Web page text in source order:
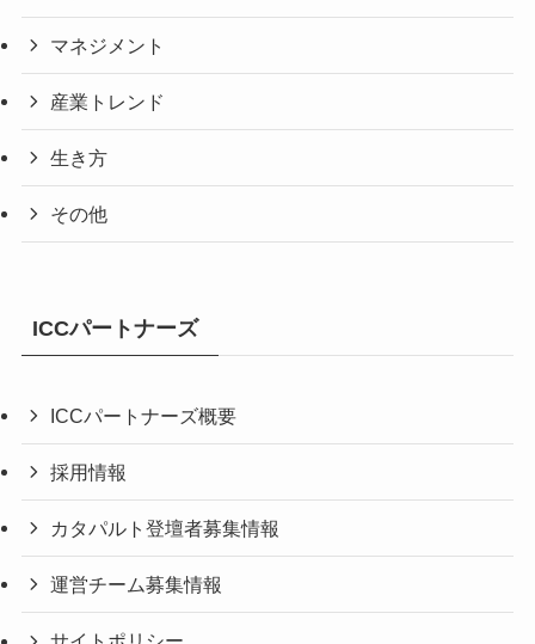
マネジメント
産業トレンド
生き方
その他
ICCパートナーズ
ICCパートナーズ概要
採用情報
カタパルト登壇者募集情報
運営チーム募集情報